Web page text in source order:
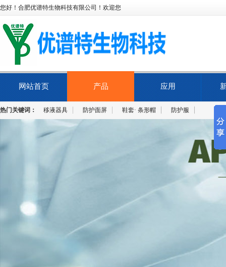
您好！合肥优谱特生物科技有限公司！欢迎您
网站首页 产品 应用
热门关键词： 移液器具 防护面屏 鞋套· 条形帽 防护服